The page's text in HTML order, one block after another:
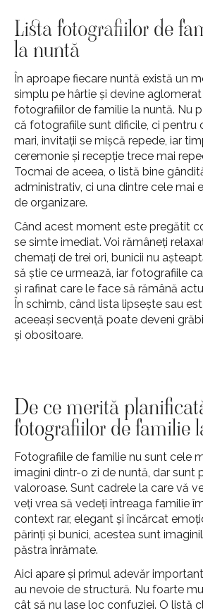
Lista fotografiilor de
la nuntă
În aproape fiecare nuntă există un
simplu pe hârtie și devine
fotografiilor de familie la nuntă. Nu
că fotografiile sunt dificile, ci pentru
mari, invitații se mișcă repede, iar
ceremonie și recepție trece mai
Tocmai de aceea, o listă bine
administrativ, ci una dintre cele mai
de organizare.
Când acest moment este pregătit
se simte imediat. Voi rămâneți
chemați de trei ori, bunicii nu
să știe ce urmează, iar fotografiile
și rafinat care le face să rămână
În schimb, când lista lipsește sau
aceeași secvență poate deveni
și obositoare.
De ce merită
fotografiilor de familie
Fotografiile de familie nu sunt cele
imagini dintr-o zi de nuntă, dar sunt
valoroase. Sunt cadrele la care vă
veți vrea să vedeți întreaga familie
context rar, elegant și încărcat
părinți și bunici, acestea sunt
păstra înrămate.
Aici apare și primul adevăr
au nevoie de structură. Nu foarte
cât să nu lase loc confuziei. O listă